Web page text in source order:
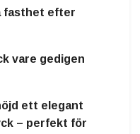
fasthet efter
vare gedigen
ett elegant
– perfekt för